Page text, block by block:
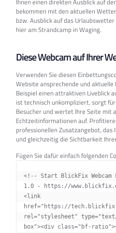
Ihnen einen direkten Ausblick auf
bekommen mit den aktuellen
bzw. Ausblick auf das
hier am Strandcamp in Waging.
Diese Webcam auf Ihrer
Verwenden Sie diesen
Website ansprechende und
Beispiel einen attraktiven Liveblick
ist technisch unkompliziert, sorgt
Besucher und wertet Ihre Seite mit
Echtzeitinformationen auf.
professionellen Zusatzangebot,
und gleichzeitig die Sichtbarkeit
Fügen Sie dafür einfach folgenden
<!-- Start BlickFix Webcam
1.0 - https://
<link
href="https://
rel="stylesheet"
box"><div class="bf-